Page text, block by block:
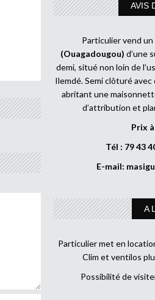
AVIS
Particulier vend
(Ouagadougou) d’une
demi, situé non loin de
Ilemdé. Semi clôturé
abritant une
d’attribution et
Prix
Tél : 79 43
E-mail:
A
Particulier met en
Clim et ventilos
Possibilité de